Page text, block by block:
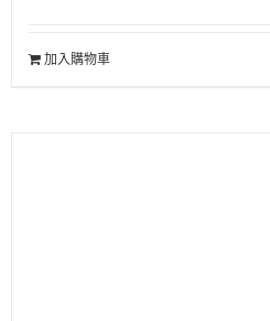
加入購物車